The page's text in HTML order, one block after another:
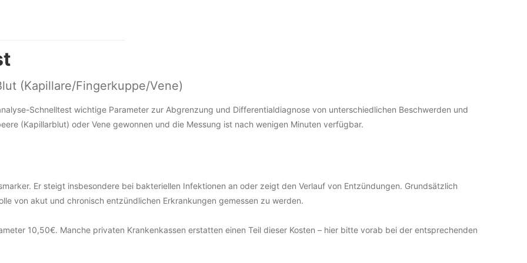
(Kapillare/Fingerkuppe/Vene)
Schnelltest wichtige Parameter zur Abgrenzung und Differentialdiagnose von unterschiedlichen Beschwerden und
(Kapillarblut) oder Vene gewonnen und die Messung ist nach wenigen Minuten verfügbar.
Er steigt insbesondere bei bakteriellen Infektionen an oder zeigt den Verlauf von Entzündungen. Grundsätzlich
von akut und chronisch entzündlichen Erkrankungen gemessen zu werden.
10,50€. Manche privaten Krankenkassen erstatten einen Teil dieser Kosten – hier bitte vorab bei der entsprechenden